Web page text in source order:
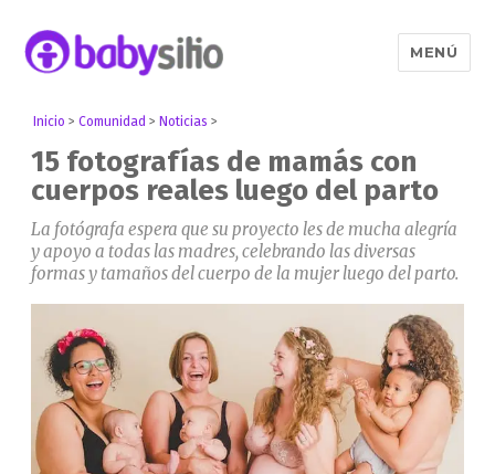
MENÚ
Inicio >Comunidad > Noticias >
15 fotografías de mamás con
cuerpos reales luego del parto
La fotógrafa espera que su proyecto les de mucha alegría
y apoyo a todas las madres, celebrando las diversas
formas y tamaños del cuerpo de la mujer luego del parto.